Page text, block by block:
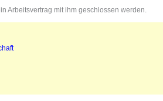
Arbeitsvertrag mit ihm geschlossen werden.